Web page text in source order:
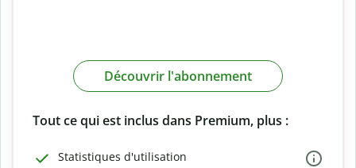
Découvrir l'abonnement
Tout ce qui est inclus dans Premium, plus :
Statistiques d'utilisation